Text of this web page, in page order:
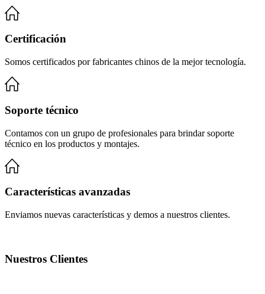
Certificación
Somos certificados por fabricantes chinos de la mejor tecnología.
Soporte técnico
Contamos con un grupo de profesionales para brindar soporte
técnico en los productos y montajes.
Características avanzadas
Enviamos nuevas características y demos a nuestros clientes.
Nuestros Clientes